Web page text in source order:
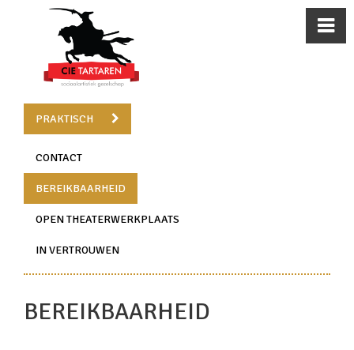
PRAKTISCH
CONTACT
BEREIKBAARHEID
OPEN THEATERWERKPLAATS
IN VERTROUWEN
BEREIKBAARHEID